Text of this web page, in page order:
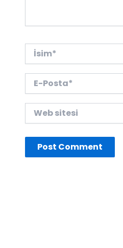
İsim*
Posta*
sitesi